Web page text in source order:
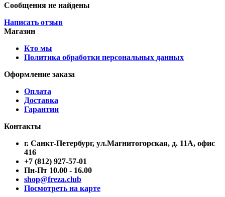
Сообщения не найдены
Написать отзыв
Магазин
Кто мы
Политика обработки персональных данных
Оформление заказа
Оплата
Доставка
Гарантии
Контакты
г. Санкт-Петербург, ул.Магнитогорская, д. 11А, офис
416
+7 (812) 927-57-01
Пн-Пт 10.00 - 16.00
shop@freza.club
Посмотреть на карте